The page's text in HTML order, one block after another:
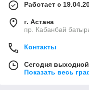
Работает с
г. Астана
пр. Кабанбай
Контакты
Сегодня выходной
Показать весь